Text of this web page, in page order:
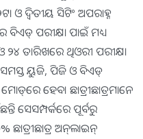
ଓ ଦ୍ୱିତୀୟ ସିଟିଂ ଅପରାହ୍ନ
ବିଏଡ୍‌ ପରୀକ୍ଷା ପାଇଁ ମଧ୍ୟ
୨୪ ତାରିଖରେ ଥିଓରୀ ପରୀକ୍ଷା
ୟୁଜି, ପିଜି ଓ ବିଏଡ୍‌
ହେବ। ଛାତ୍ରୀଛାତ୍ରମାନେ
ସେସମ୍ପର୍କରେ ପୂର୍ବରୁ
ଅନ୍‌ଲାଇନ୍‌